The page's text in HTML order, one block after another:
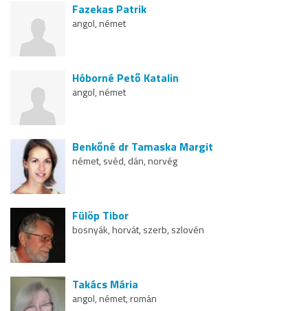
Fazekas Patrik
angol, német
Hóborné Pető Katalin
angol, német
Benkőné dr Tamaska Margit
német, svéd, dán, norvég
Fülöp Tibor
bosnyák, horvát, szerb, szlovén
Takács Mária
angol, német, román